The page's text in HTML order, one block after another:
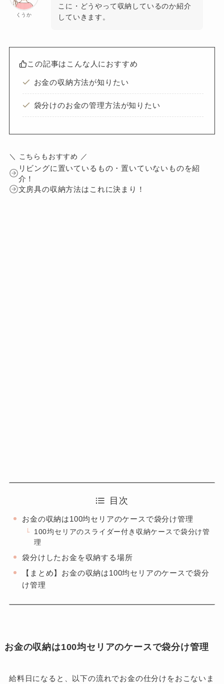
くうか
こに・どうやって収納しているのか紹介
していきます。
この記事はこんな人におすすめ
お金の収納方法が知りたい
袋分けのお金の管理方法が知りたい
＼ こちらもおすすめ ／
リビングに置いているもの・置いていないものを紹
介！
文房具の収納方法はこれに決まり！
目次
お金の収納は100均セリアのケースで袋分け管理
100均セリアのスライダー付き収納ケースで袋分け管
理
袋分けしたお金を収納する場所
【まとめ】お金の収納は100均セリアのケースで袋分
け管理
お金の収納は100均セリアのケースで袋分け管理
給料日になると、以下の流れでお金の仕分けをおこないま